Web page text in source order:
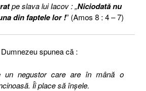
pe slava lui Iacov : „Niciodată nu
din faptele lor !” (Amos 8 : 4 – 7)
spunea că :
un negustor care are în mână o
Îi place să înşele.